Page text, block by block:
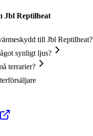
Jbl Reptilheat
till Jbl Reptilheat?
synligt ljus?
terrarier?